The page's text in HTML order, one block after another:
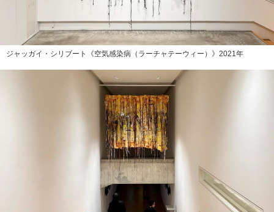
ジャッガイ・シリブート《空気感染病（ラーチャテーウィー）》2021年